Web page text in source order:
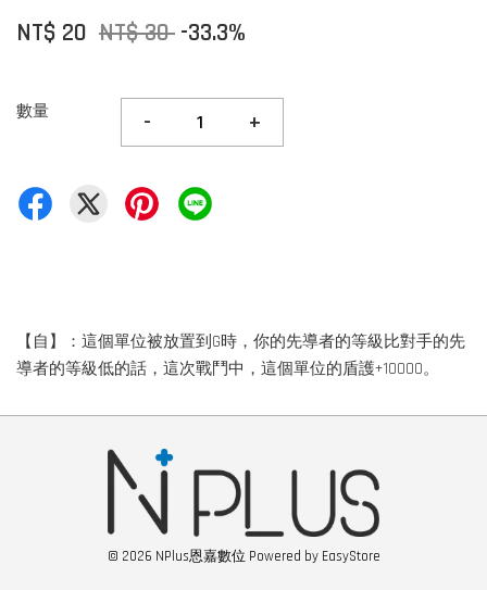
NT$ 20 NT$ 30 -33.3%
數量 - +
【自】：這個單位被放置到G時，你的先導者的等級比對手的先
導者的等級低的話，這次戰鬥中，這個單位的盾護+10000。
© 2026 NPlus恩嘉數位 Powered by EasyStore